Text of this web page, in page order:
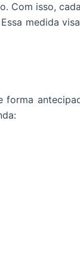
Com isso,
medida